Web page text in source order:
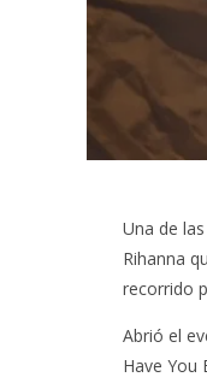
Una de
Rihanna
recorrido
Abrió el
Have You